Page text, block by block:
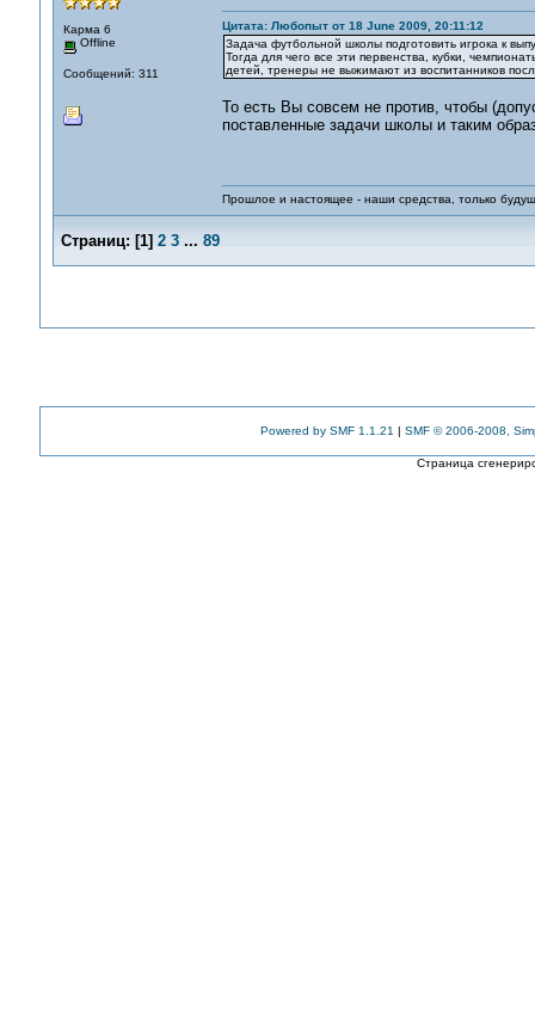
Карма 6
Offline
Сообщений: 311
Цитата: Любопыт от 18 June 2009, 20:11:12
Задача футбольной школы подготовить игрока к
Тогда для чего все эти первенства, кубки,
детей, тренеры не выжимают из воспитанников
То есть Вы совсем не против, чтобы
поставленные задачи школы и таким
Прошлое и настоящее - наши средства, только
Страниц: [1] 2 3 ... 89
Powered by SMF 1.1.21 | SMF © 2006-2008,
Страница